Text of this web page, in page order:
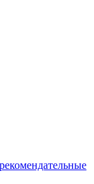
рекомендательные